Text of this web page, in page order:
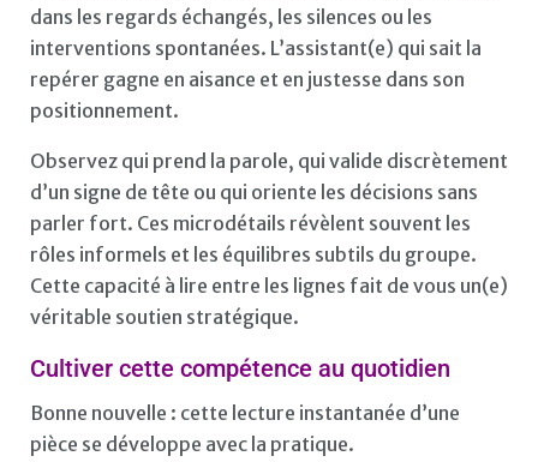
dans les regards échangés, les silences ou les
interventions spontanées. L’assistant(e) qui sait la
repérer gagne en aisance et en justesse dans son
positionnement.
Observez qui prend la parole, qui valide discrètement
d’un signe de tête ou qui oriente les décisions sans
parler fort. Ces microdétails révèlent souvent les
rôles informels et les équilibres subtils du groupe.
Cette capacité à lire entre les lignes fait de vous un(e)
véritable soutien stratégique.
Cultiver cette compétence au quotidien
Bonne nouvelle : cette lecture instantanée d’une
pièce se développe avec la pratique.